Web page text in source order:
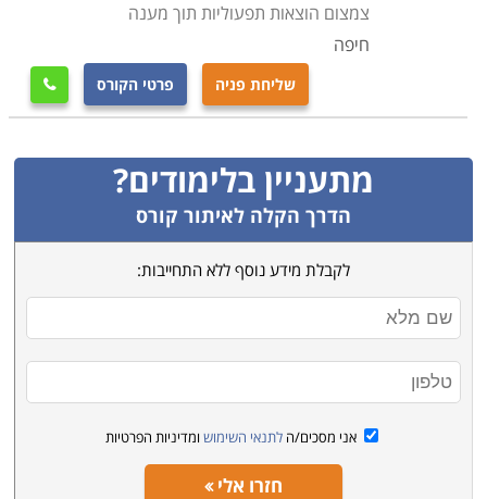
צמצום הוצאות תפעוליות תוך מענה
חיפה
שליחת פניה פרטי הקורס 
מתעניין בלימודים?
הדרך הקלה לאיתור קורס
לקבלת מידע נוסף ללא התחייבות:
אני מסכים/ה לתנאי השימוש ומדיניות הפרטיות
חזרו אלי